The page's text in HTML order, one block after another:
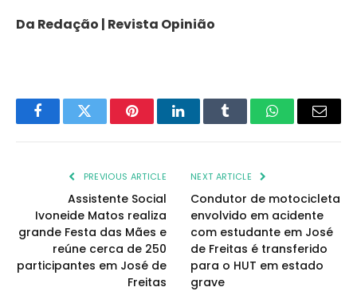
Da Redação | Revista Opinião
FacebookTwitter PinterestLinkedInTumblr WhatsAppEmail
PREVIOUS ARTICLE
Assistente Social
Ivoneide Matos realiza
grande Festa das Mães e
reúne cerca de 250
participantes em José de
Freitas
NEXT ARTICLE
Condutor de motocicleta
envolvido em acidente
com estudante em José
de Freitas é transferido
para o HUT em estado
grave